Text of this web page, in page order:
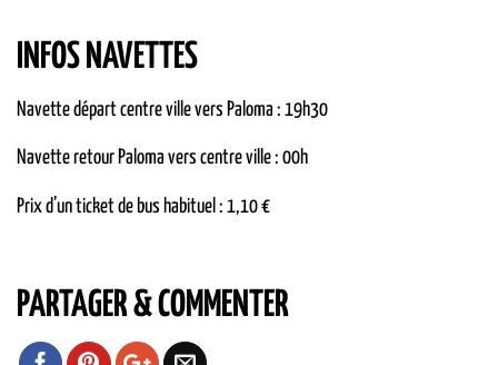
INFOS NAVETTES
Navette départ centre ville vers Paloma : 19h30
Navette retour Paloma vers centre ville : 00h
Prix d’un ticket de bus habituel : 1,10 €
PARTAGER & COMMENTER